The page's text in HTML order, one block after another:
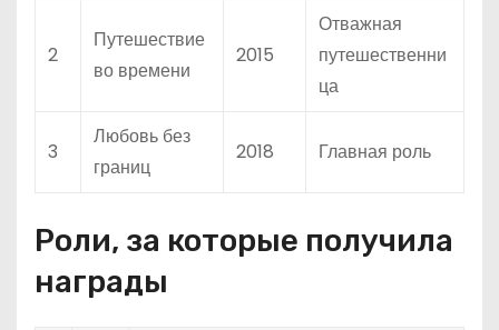
2
Путешествие
во времени
2015
Отважная
путешественни
ца
3
Любовь без
границ
2018 Главная роль
Роли, за которые получила
награды